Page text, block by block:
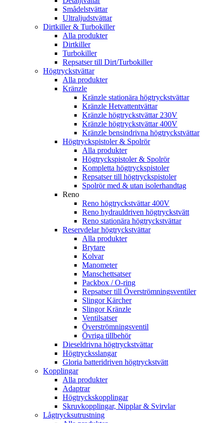
Smådelstvättar
Ultraljudstvättar
Dirtkiller & Turbokiller
Alla produkter
Dirtkiller
Turbokiller
Repsatser till Dirt/Turbokiller
Högtryckstvättar
Alla produkter
Kränzle
Kränzle stationära högtryckstvättar
Kränzle Hetvattentvättar
Kränzle högtryckstvättar 230V
Kränzle högtryckstvättar 400V
Kränzle bensindrivna högtryckstvättar
Högtryckspistoler & Spolrör
Alla produkter
Högtryckspistoler & Spolrör
Kompletta högtryckspistoler
Repsatser till högtryckspistoler
Spolrör med & utan isolerhandtag
Reno
Reno högtryckstvättar 400V
Reno hydrauldriven högtryckstvätt
Reno stationära högtryckstvättar
Reservdelar högtryckstvättar
Alla produkter
Brytare
Kolvar
Manometer
Manschettsatser
Packbox / O-ring
Repsatser till Överströmningsventiler
Slingor Kärcher
Slingor Kränzle
Ventilsatser
Överströmningsventil
Övriga tillbehör
Dieseldrivna högtryckstvättar
Högtrycksslangar
Gloria batteridriven högtryckstvätt
Kopplingar
Alla produkter
Adaptrar
Högtryckskopplingar
Skruvkopplingar, Nipplar & Svirvlar
Lågtrycksutrustning